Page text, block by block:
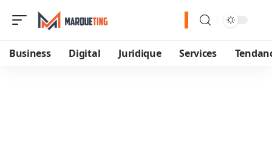
Business Digital Juridique Services